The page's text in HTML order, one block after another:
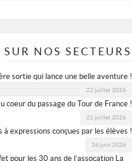
SUR NOS SECTEURS
sortie qui lance une belle aventure !
22 juillet 2026
coeur du passage du Tour de France !
21 juillet 2026
à expressions conçues par les élèves !
26 juin 2026
pour les 30 ans de l’assocation La